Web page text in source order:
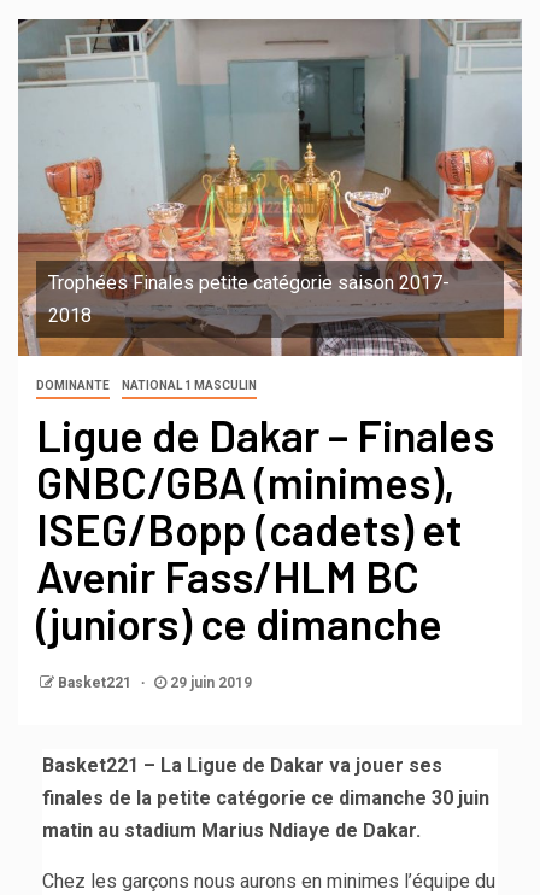
Trophées Finales petite catégorie saison 2017-
2018
DOMINANTE NATIONAL 1 MASCULIN
Ligue de Dakar – Finales
GNBC/GBA (minimes),
ISEG/Bopp (cadets) et
Avenir Fass/HLM BC
(juniors) ce dimanche
Basket221 29 juin 2019
Basket221 – La Ligue de Dakar va jouer ses
finales de la petite catégorie ce dimanche 30 juin
matin au stadium Marius Ndiaye de Dakar.
Chez les garçons nous aurons en minimes l’équipe du